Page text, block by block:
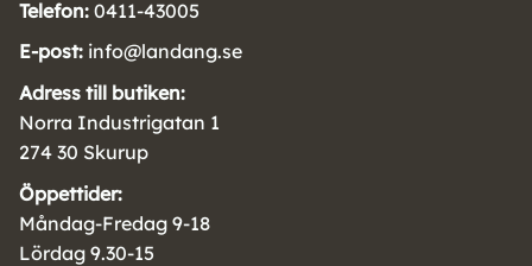
Telefon: 0411-43005
E-post: info@landang.se
Adress till butiken:
Norra Industrigatan 1
274 30 Skurup
Öppettider:
Måndag-Fredag 9-18
Lördag 9.30-15